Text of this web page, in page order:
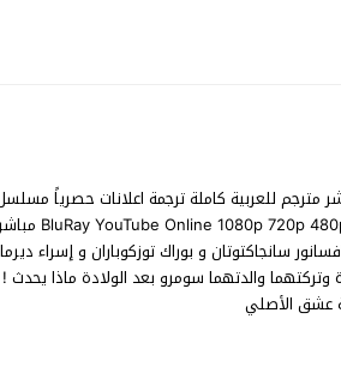
سانجاكتوتان و بوراك توزكوباران و إسراء
والدتهما سومرو بعد الولادة ماذا
عشق الأصلي